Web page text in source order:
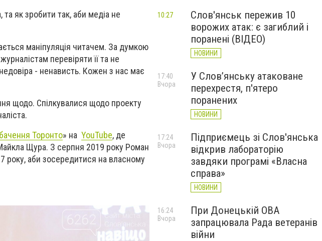
як зробити так, аби медіа не
маніпуляція читачем. За думкою
перевіряти її та не
- ненависть. Кожен з нас має
щодо. Спілкувалися щодо проекту
Торонто» на YouTube, де
Щура. З серпня 2019 року Роман
року, аби зосередитися на власному
Слов'янськ пережив 10
ворожих атак: є загиблий і
поранені (ВІДЕО)
НОВИНИ
10:27
У Слов’янську атаковане
перехрестя, п'ятеро
поранених
НОВИНИ
17:40
Вчора
Підприємець зі Слов'янська
відкрив лабораторію
завдяки програмі «Власна
справа»
НОВИНИ
17:24
Вчора
При Донецькій ОВА
запрацювала Рада ветеранів
війни
16:24
Вчора